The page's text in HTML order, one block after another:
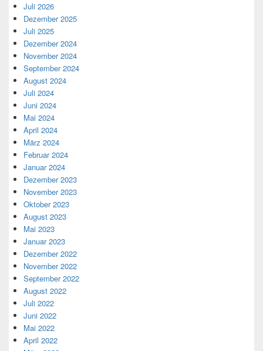
Juli 2026
Dezember 2025
Juli 2025
Dezember 2024
November 2024
September 2024
August 2024
Juli 2024
Juni 2024
Mai 2024
April 2024
März 2024
Februar 2024
Januar 2024
Dezember 2023
November 2023
Oktober 2023
August 2023
Mai 2023
Januar 2023
Dezember 2022
November 2022
September 2022
August 2022
Juli 2022
Juni 2022
Mai 2022
April 2022